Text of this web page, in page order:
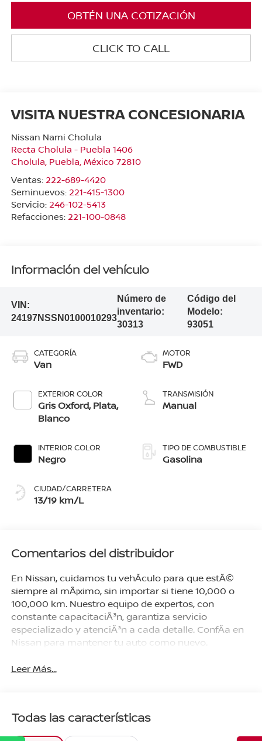
OBTÉN UNA COTIZACIÓN
CLICK TO CALL
VISITA NUESTRA CONCESIONARIA
Nissan Nami Cholula
Recta Cholula - Puebla 1406
Cholula Puebla , México 72810
Ventas: 222-689-4420
Seminuevos: 221-415-1300
Servicio: 246-102-5413
Refacciones: 221-100-0848
Información del vehículo
VIN:
24197NSSN0100010293
Número de
inventario:
30313
Código del
Modelo:
93051
CATEGORÍA
Van
EXTERIOR COLOR
Gris Oxford, Plata,
Blanco
INTERIOR COLOR
Negro
CIUDAD/CARRETERA
13/19 km/L
MOTOR
FWD
TRANSMISIÓN
Manual
TIPO DE COMBUSTIBLE
Gasolina
Comentarios del distribuidor
En Nissan, cuidamos tu vehÃ­culo para que estÃ©
siempre al mÃ¡ximo, sin importar si tiene 10,000 o
100,000 km. Nuestro equipo de expertos, con
constante capacitaciÃ³n, garantiza servicio
especializado y atenciÃ³n a cada detalle. ConfÃ­a en
Nissan para mantener tu auto como nuevo.
Leer Más...
Todas las características